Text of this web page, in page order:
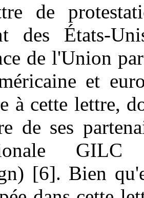
de
des États-
de l'Union
et
à cette lettre,
de ses
[6]. Bien